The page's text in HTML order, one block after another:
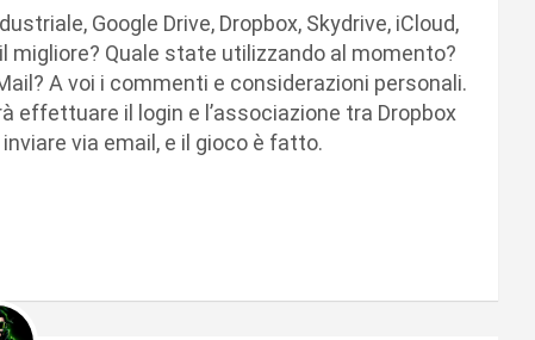
Google Drive, Dropbox, Skydrive, iCloud,
migliore? Quale state utilizzando al momento?
A voi i commenti e considerazioni personali.
effettuare il login e l’associazione tra Dropbox
via email, e il gioco è fatto.